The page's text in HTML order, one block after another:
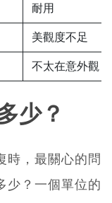
耐用
美觀度不足
不太在意外觀
少？
時，最關心的問
少？一個單位的